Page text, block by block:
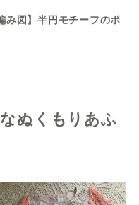
み図】半円モチーフのポ
ぬくもりあふ